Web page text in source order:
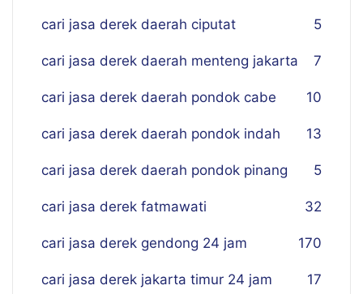
cari jasa derek daerah ciputat 5
cari jasa derek daerah menteng jakarta 7
cari jasa derek daerah pondok cabe 10
cari jasa derek daerah pondok indah 13
cari jasa derek daerah pondok pinang 5
cari jasa derek fatmawati 32
cari jasa derek gendong 24 jam 170
cari jasa derek jakarta timur 24 jam 17